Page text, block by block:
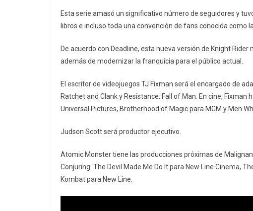
Esta serie amasó un significativo número de seguidores y
libros e incluso toda una convención de fans conocida como
De acuerdo con Deadline, esta nueva versión de Knight
además de modernizar la franquicia para el público actual.
El escritor de videojuegos TJ Fixman será el encargado de
Ratchet and Clank y Resistance: Fall of Man. En cine,
Universal Pictures, Brotherhood of Magic para MGM y Men
Judson Scott será productor ejecutivo.
Atomic Monster tiene las producciones próximas de
Conjuring: The Devil Made Me Do It para New Line Cinema,
Kombat para New Line.